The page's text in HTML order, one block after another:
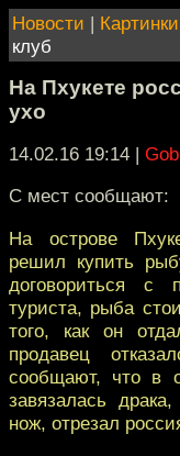
Новости | Картинки
клуб
На Пхукете
ухо
14.02.16 19:14 |
С мест сообщают:
На острове
решил купить
договориться
туриста, рыба
того, как он
продавец
сообщают, что в
завязалась
нож, отрезал